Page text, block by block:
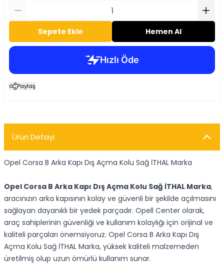
Sepete Ekle Hemen Al
Paylaş
Ürün Detayı
Opel Corsa B Arka Kapı Dış Açma Kolu Sağ İTHAL Marka
Opel Corsa B Arka Kapı Dış Açma Kolu Sağ İTHAL Marka,
aracınızın arka kapısının kolay ve güvenli bir şekilde açılmasını
sağlayan dayanıklı bir yedek parçadır. Opell Center olarak,
araç sahiplerinin güvenliği ve kullanım kolaylığı için orijinal ve
kaliteli parçaları önemsiyoruz. Opel Corsa B Arka Kapı Dış
Açma Kolu Sağ İTHAL Marka, yüksek kaliteli malzemeden
üretilmiş olup uzun ömürlü kullanım sunar.